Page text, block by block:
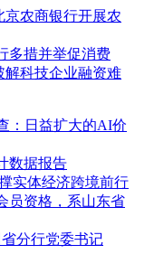
农商银行开展农
多措并举促消费
解科技企业融资难
：日益扩大的AI价
数据报告
实体经济跨境前行
员资格，系山东省
分行党委书记